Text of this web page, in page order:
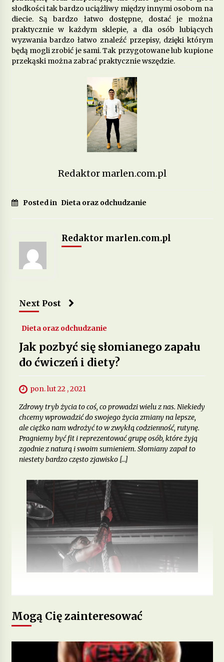
Jakie produkty wspomagają zdrowie
psychiczne i łagodzą objawy depresji?
7 miesięcy ago
Dieta przy zapaleniu pęcherza – co jeść, aby
złagodzić objawy?
8 miesięcy ago
Jakie pokarmy mogą poprawić metabolizm i
przyspieszyć spalanie tłuszczu?
9 miesięcy ago
Dieta w chorobach autoimmunologicznych –
10 miesięcy ago
stawów?
Jakie suplementy warto stosować, by poprawić
zdrowie skóry, włosów i paznokci?
słodkości tak bardzo uciążliwy między innymi osobom na
diecie. Są bardzo łatwo dostępne, dostać je można
praktycznie w każdym sklepie, a dla osób lubiących
wyzwania bardzo łatwo znaleźć przepisy, dzięki którym
będą mogli zrobić je sami. Tak przygotowane lub kupione
przekąski można zabrać praktycznie wszędzie.
Redaktor marlen.com.pl
Posted in Dieta oraz odchudzanie
Redaktor marlen.com.pl
Next Post
Dieta oraz odchudzanie
Jak pozbyć się słomianego zapału
do ćwiczeń i diety?
pon. lut 22 , 2021
Zdrowy tryb życia to coś, co prowadzi wielu z nas. Niekiedy
chcemy wprowadzić do swojego życia zmiany na lepsze,
ale ciężko nam wdrożyć to w zwykłą codzienność, rutynę.
Pragniemy być fit i reprezentować grupę osób, które żyją
zgodnie z naturą i swoim sumieniem. Słomiany zapał to
niestety bardzo często zjawisko […]
Mogą Cię zainteresować